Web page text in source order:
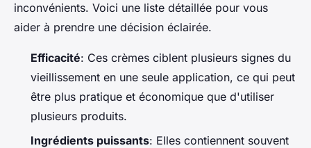
inconvénients. Voici une liste détaillée pour vous
aider à prendre une décision éclairée.
Efficacité: Ces crèmes ciblent plusieurs signes du
vieillissement en une seule application, ce qui peut
être plus pratique et économique que d'utiliser
plusieurs produits.
Ingrédients puissants: Elles contiennent souvent